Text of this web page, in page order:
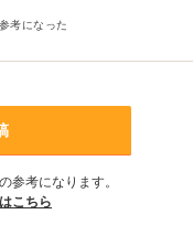
考になった
参考になります。
こちら